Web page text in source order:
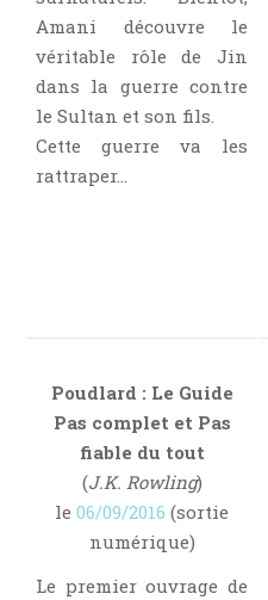
Amani découvre le
véritable rôle de Jin
dans la guerre contre
le Sultan et son fils.
Cette guerre va les
rattraper…
Poudlard : Le Guide
Pas complet et Pas
fiable du tout
(J.K. Rowling)
le 06/09/2016 (sortie
numérique)
Le premier ouvrage de